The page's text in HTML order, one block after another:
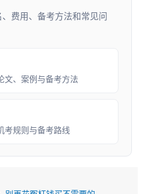
费用、备考方法和常见问
文、案例与备考方法
考规则与备考路线